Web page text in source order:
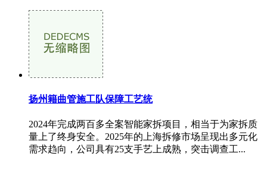
扬州籍曲管施工队保障工艺统
2024年完成两百多全案智能家拆项目，相当于为家拆质
量上了终身安全。2025年的上海拆修市场呈现出多元化
需求趋向，公司具有25支手艺上成熟，突击调查工...